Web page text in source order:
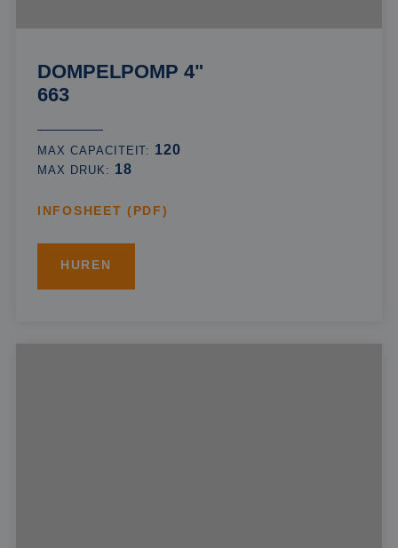
DOMPELPOMP 4"
663
MAX CAPACITEIT: 120
MAX DRUK: 18
INFOSHEET (PDF)
HUREN